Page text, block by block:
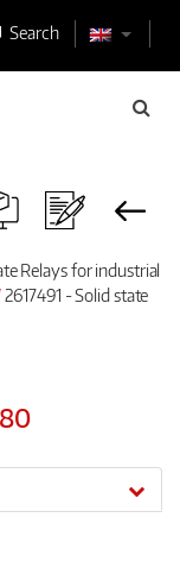
Search
Relays for industrial
2617491 - Solid state